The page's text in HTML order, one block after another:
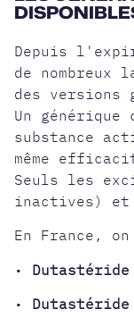
Depuis
de nombreux
des versions
Un générique
substance
même
Seuls les
inactives)
En France,
• Dutastéride
• Dutastéride